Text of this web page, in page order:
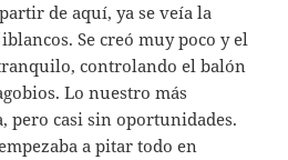
de aquí, ya se veía la
Se creó muy poco y el
controlando el balón
Lo nuestro más
pero casi sin oportunidades.
a pitar todo en